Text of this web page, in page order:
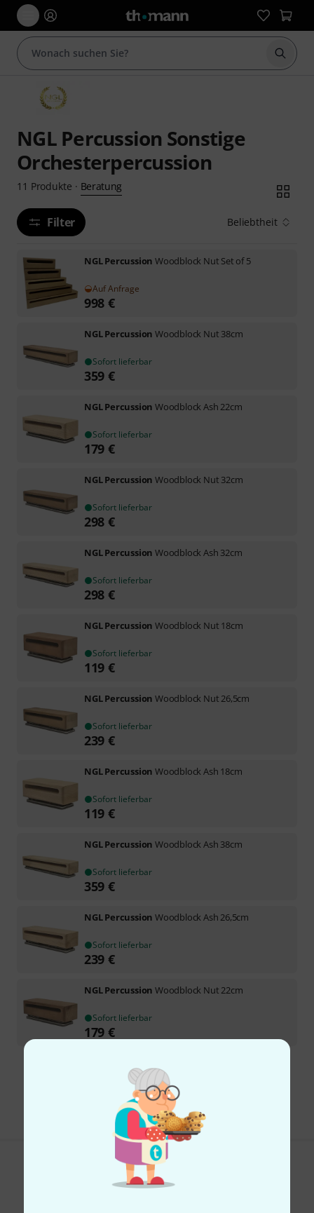
Suche
NGL Percussion Sonstige
Orchesterpercussion
11 Produkte · Beratung
Filter Beliebtheit
NGL Percussion Woodblock Nut Set of 5
Auf Anfrage
998 €
NGL Percussion Woodblock Nut 38cm
Sofort lieferbar
359 €
NGL Percussion Woodblock Ash 22cm
Sofort lieferbar
179 €
NGL Percussion Woodblock Nut 32cm
Sofort lieferbar
298 €
NGL Percussion Woodblock Ash 32cm
Sofort lieferbar
298 €
NGL Percussion Woodblock Nut 18cm
Sofort lieferbar
119 €
NGL Percussion Woodblock Nut 26,5cm
Sofort lieferbar
239 €
NGL Percussion Woodblock Ash 18cm
Sofort lieferbar
119 €
NGL Percussion Woodblock Ash 38cm
Sofort lieferbar
359 €
NGL Percussion Woodblock Ash 26,5cm
Sofort lieferbar
239 €
NGL Percussion Woodblock Nut 22cm
Sofort lieferbar
179 €
Kostenloser Versand ab 29 €
Alle Preise inkl. MwSt.
Gefällt Ihnen, was Sie sehen?